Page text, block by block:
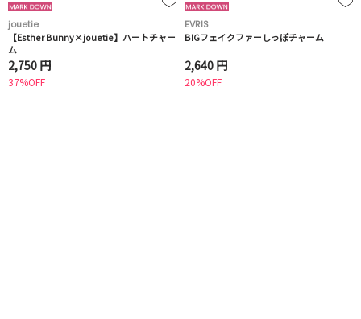
jouetie
【Esther Bunny×jouetie】ハートチャー
ム
2,750 円
37%OFF
EVRIS
BIGフェイクファーしっぽチャーム
2,640 円
20%OFF